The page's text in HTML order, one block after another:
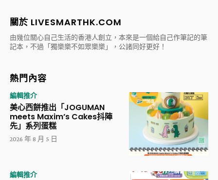
關於 LIVESMARTHK.COM
由幾位關心自己生活的香港人創立，本來是一個給自己作筆記的筆
記本，不過「獨樂樂不如眾樂樂」，公諸同好更好！
熱門內容
編輯推介
美心西餅推出「JOGUMAN
meets Maxim’s Cakes抖陣
先」系列蛋糕
2026 年 8 月 5 日
編輯推介